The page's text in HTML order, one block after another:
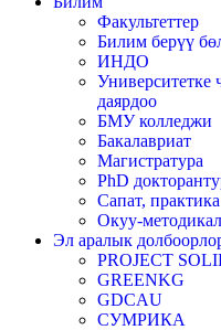
Факультеттер
Билим берүү
ИНДО
Университетке
даярдоо
БМУ колледжи
Бакалавриат
Магистратура
PhD
Сапат,
Окуу-
Эл аралык
PROJECT
GREENKG
GDCAU
СУМРИКА